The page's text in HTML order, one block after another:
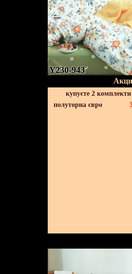
Y230-943
купуєте 2
полуторна євро